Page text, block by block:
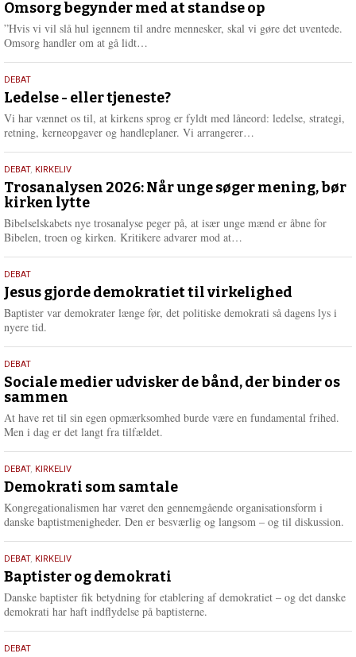
e
r
e
juli
2026
Omsorg begynder med at standse op
”Hvis vi vil slå hul igennem til andre mennesker, skal vi gøre det uventede.
Omsorg handler om at gå lidt…
e
r
e
10.
juni
2026
DEBAT
Ledelse - eller tjeneste?
Vi har vænnet os til, at kirkens sprog er fyldt med låneord: ledelse, strategi,
retning, kerneopgaver og handleplaner. Vi arrangerer…
e
2.
juni
2026
DEBAT, KIRKELIV
Trosanalysen 2026: Når unge søger mening, bør
kirken lytte
Bibelselskabets nye trosanalyse peger på, at især unge mænd er åbne for
Bibelen, troen og kirken. Kritikere advarer mod at…
e
r
18.
maj
2026
DEBAT
Jesus gjorde demokratiet til virkelighed
Baptister var demokrater længe før, det politiske demokrati så dagens lys i
nyere tid.
18.
maj
2026
DEBAT
Sociale medier udvisker de bånd, der binder os
sammen
At have ret til sin egen opmærksomhed burde være en fundamental frihed.
Men i dag er det langt fra tilfældet.
18.
maj
2026
DEBAT, KIRKELIV
Demokrati som samtale
Kongregationalismen har været den gennemgående organisationsform i
danske baptistmenigheder. Den er besværlig og langsom – og til diskussion.
18.
maj
2026
DEBAT, KIRKELIV
Baptister og demokrati
Danske baptister fik betydning for etablering af demokratiet – og det danske
demokrati har haft indflydelse på baptisterne.
18.
DEBAT